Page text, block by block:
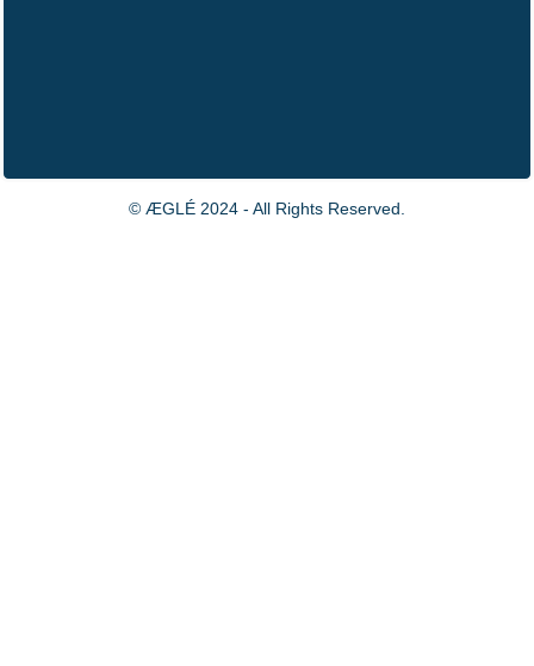
© ÆGLÉ 2024 - All Rights Reserved.